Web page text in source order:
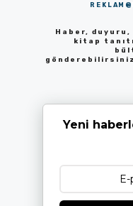
Haber,
kitap
Yeni